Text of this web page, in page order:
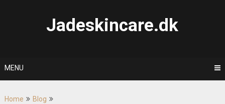
Jadeskincare.dk
MENU
Home
Blog